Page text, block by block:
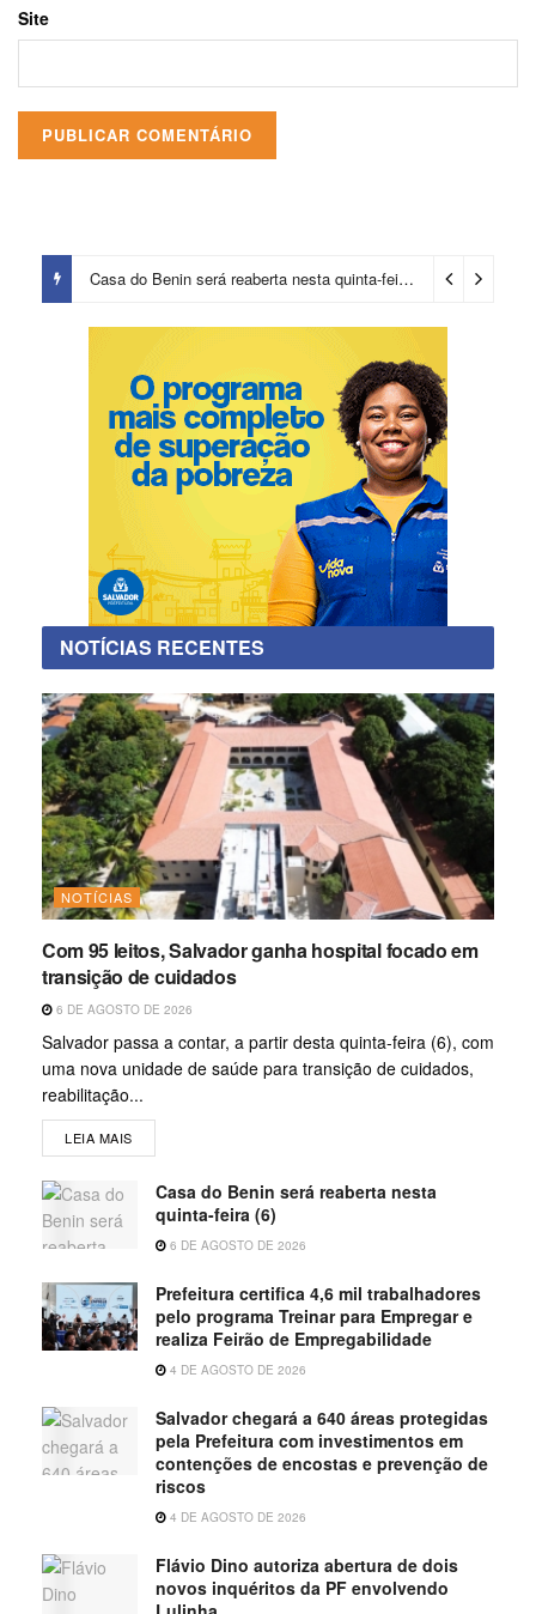
Site
Casa do Benin será reaberta nesta quinta-feira (6) 13 horas ago
NOTÍCIAS RECENTES
NOTÍCIAS
Com 95 leitos, Salvador ganha hospital focado em
transição de cuidados
6 DE AGOSTO DE 2026
Salvador passa a contar, a partir desta quinta-feira (6), com
uma nova unidade de saúde para transição de cuidados,
reabilitação...
LEIA MAIS
Casa do Benin será reaberta nesta
quinta-feira (6)
6 DE AGOSTO DE 2026
Prefeitura certifica 4,6 mil trabalhadores
pelo programa Treinar para Empregar e
realiza Feirão de Empregabilidade
4 DE AGOSTO DE 2026
Salvador chegará a 640 áreas protegidas
pela Prefeitura com investimentos em
contenções de encostas e prevenção de
riscos
4 DE AGOSTO DE 2026
Flávio Dino autoriza abertura de dois
novos inquéritos da PF envolvendo